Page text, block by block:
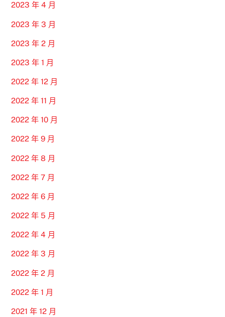
2023 年 4 月
2023 年 3 月
2023 年 2 月
2023 年 1 月
2022 年 12 月
2022 年 11 月
2022 年 10 月
2022 年 9 月
2022 年 8 月
2022 年 7 月
2022 年 6 月
2022 年 5 月
2022 年 4 月
2022 年 3 月
2022 年 2 月
2022 年 1 月
2021 年 12 月